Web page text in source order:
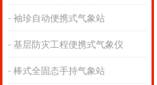
袖珍自动便携式气象站
基层防灾工程便携式气象仪
棒式全固态手持气象站